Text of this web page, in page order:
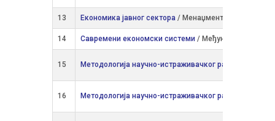
13 Економика јавног сектора / Менаџмент и
14 Савремени економски системи / Међународна
15 Методологија научно-истраживачког рада
16 Методологија научно-истраживачког рада